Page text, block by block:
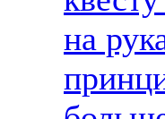
на